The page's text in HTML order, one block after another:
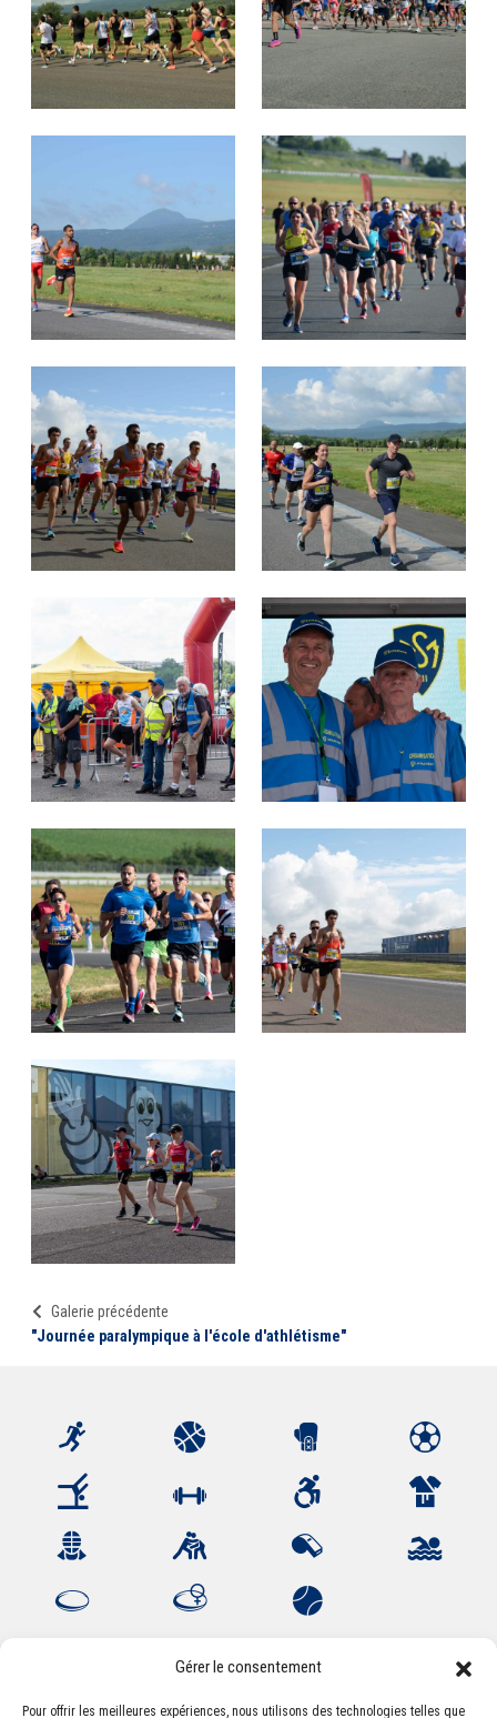
Gérer le consentement
Pour offrir les meilleures expériences, nous utilisons des technologies telles que
Galerie précédente
"Journée paralympique à l'école d'athlétisme"